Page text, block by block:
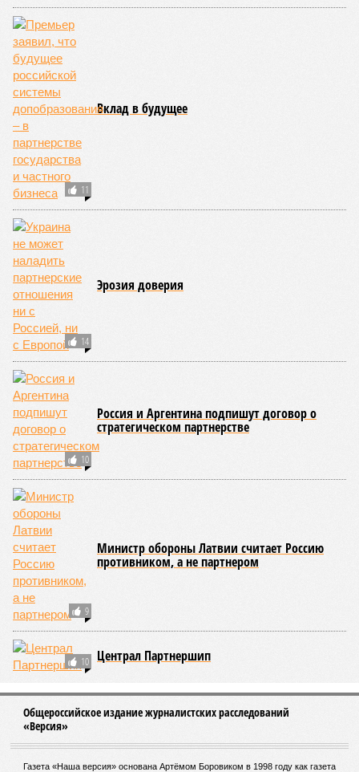
11
Вклад в будущее
14
Эрозия доверия
10
Россия и Аргентина подпишут договор о
стратегическом партнерстве
9
Министр обороны Латвии считает Россию
противником, а не партнером
10 Централ Партнершип
Общероссийское издание журналистских расследований
«Версия»
Газета «Наша версия» основана Артёмом Боровиком в 1998 году как газета